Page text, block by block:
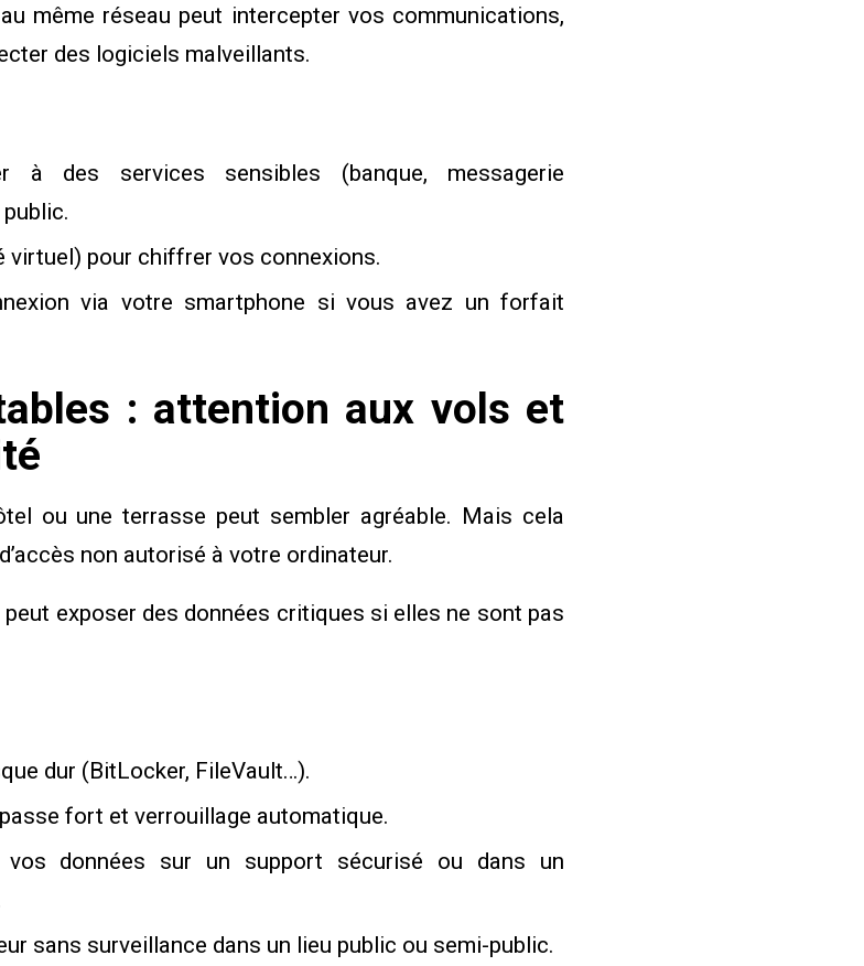
même réseau peut intercepter vos communications,
des logiciels malveillants.
à des services sensibles (banque, messagerie
virtuel) pour chiffrer vos connexions.
via votre smartphone si vous avez un forfait
: attention aux vols et
ou une terrasse peut sembler agréable. Mais cela
non autorisé à votre ordinateur.
peut exposer des données critiques si elles ne sont pas
dur (BitLocker, FileVault…).
fort et verrouillage automatique.
vos données sur un support sécurisé ou dans un
sans surveillance dans un lieu public ou semi-public.